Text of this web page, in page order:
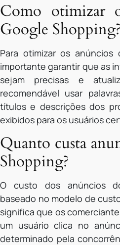
Como otimizar
Google Shopping?
Para otimizar os
importante garantir que as
sejam precisas e
recomendável usar
títulos e descrições dos
exibidos para os usuários
Quanto custa
Shopping?
O custo dos anúncios
baseado no modelo de
significa que os
um usuário clica no
determinado pela